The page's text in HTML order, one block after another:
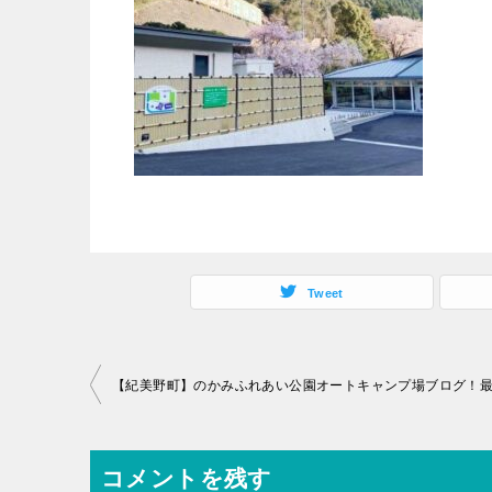
Tweet
【紀美野町】のかみふれあい公園オートキャンプ場ブログ！
コメントを残す